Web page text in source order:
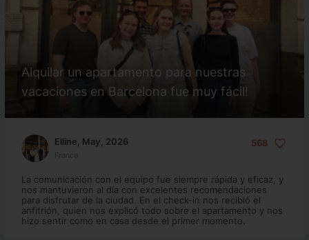
Alquilar un apartamento para nuestras
vacaciones en Barcelona fue muy fácil!
Elline, May, 2026 568
France
La comunicación con el equipo fue siempre rápida y eficaz, y
nos mantuvieron al día con excelentes recomendaciones
para disfrutar de la ciudad. En el check-in nos recibió el
anfitrión, quien nos explicó todo sobre el apartamento y nos
hizo sentir como en casa desde el primer momento.